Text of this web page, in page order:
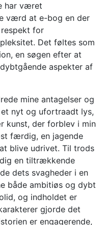
har været
værd at e-bog en der
for
Det føltes som
en søgen efter at
aspekter af
mine antagelser og
nyt og ufortraadt lys,
der forblev i min
færdig, en jagende
blive udrivet. Til trods
en tiltrækkende
dets svagheder i en
både ambitiøs og dybt
og indholdet er
gjorde det
er engagerende,